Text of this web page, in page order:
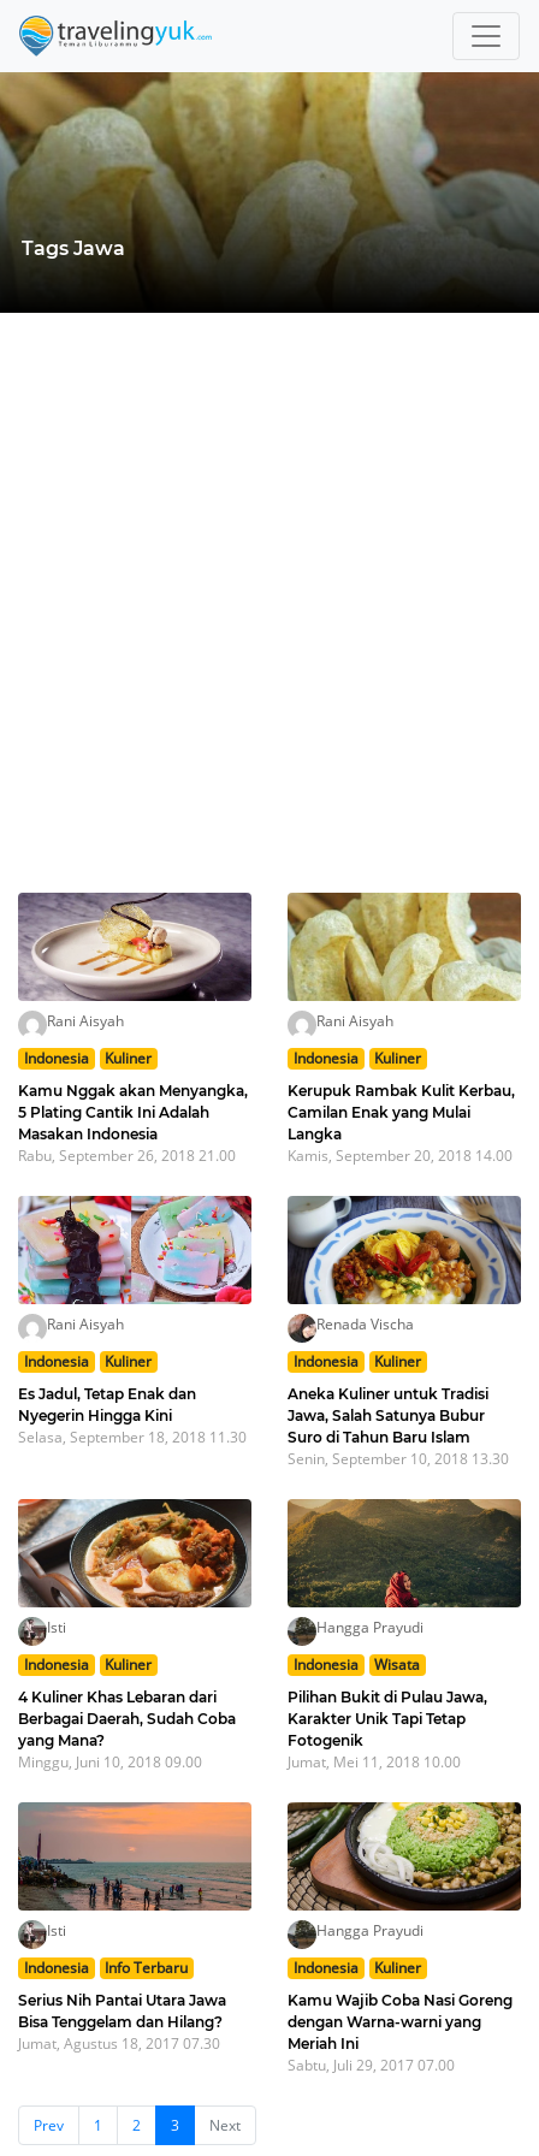
Tags Jawa
Rani Aisyah
Indonesia
Kuliner
Kamu Nggak akan Menyangka,
5 Plating Cantik Ini Adalah
Masakan Indonesia
Rabu, September 26, 2018 21.00
Rani Aisyah
Indonesia
Kuliner
Kerupuk Rambak Kulit Kerbau,
Camilan Enak yang Mulai
Langka
Kamis, September 20, 2018 14.00
Rani Aisyah
Indonesia
Kuliner
Es Jadul, Tetap Enak dan
Nyegerin Hingga Kini
Selasa, September 18, 2018 11.30
Renada Vischa
Indonesia
Kuliner
Aneka Kuliner untuk Tradisi
Jawa, Salah Satunya Bubur
Suro di Tahun Baru Islam
Senin, September 10, 2018 13.30
Isti
Indonesia
Kuliner
4 Kuliner Khas Lebaran dari
Berbagai Daerah, Sudah Coba
yang Mana?
Minggu, Juni 10, 2018 09.00
Hangga Prayudi
Indonesia
Wisata
Pilihan Bukit di Pulau Jawa,
Karakter Unik Tapi Tetap
Fotogenik
Jumat, Mei 11, 2018 10.00
Isti
Indonesia
Info Terbaru
Serius Nih Pantai Utara Jawa
Bisa Tenggelam dan Hilang?
Jumat, Agustus 18, 2017 07.30
Hangga Prayudi
Indonesia
Kuliner
Kamu Wajib Coba Nasi Goreng
dengan Warna-warni yang
Meriah Ini
Sabtu, Juli 29, 2017 07.00
Prev 1 2 3 Next